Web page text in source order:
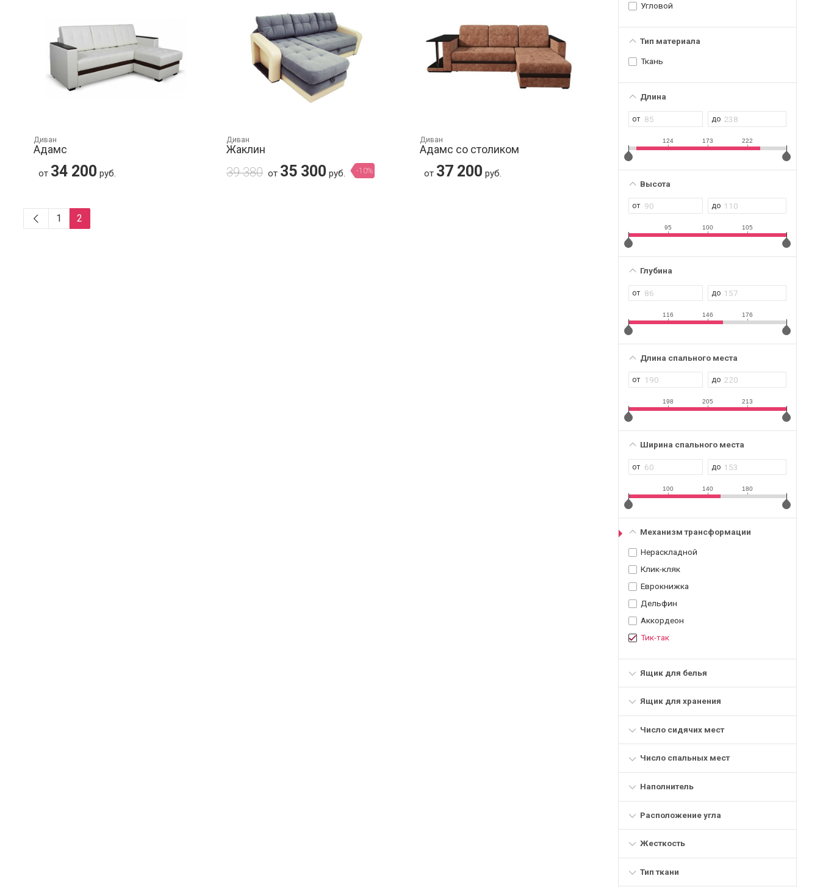
Угловой
Тип материала
Ткань
Длина
124 173 222
Высота
95 100 105
Глубина
116 146 176
Длина спального места
198 205 213
Ширина спального места
100 140 180
Механизм трансформации
Нераскладной
Клик-кляк
Еврокнижка
Дельфин
Аккордеон
Тик-так
Ящик для белья
Ящик для хранения
Число сидячих мест
Число спальных мест
Наполнитель
Расположение угла
Жесткость
Тип ткани
Диван
Адамс
от 34 200 руб.
Диван
Жаклин
39 380 от 35 300 руб. -10%
Диван
Адамс со столиком
от 37 200 руб.
1 2